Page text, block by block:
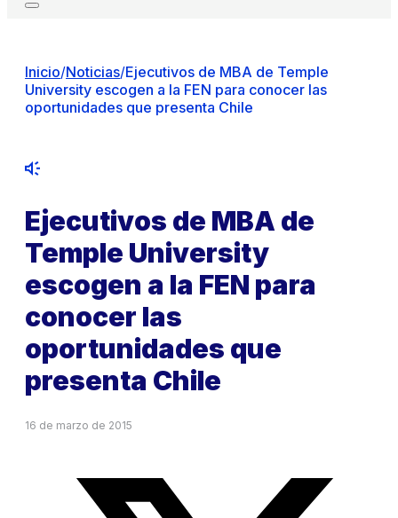
Inicio/Noticias/Ejecutivos de MBA de Temple
University escogen a la FEN para conocer las
oportunidades que presenta Chile
Ejecutivos de MBA de
Temple University
escogen a la FEN para
conocer las
oportunidades que
presenta Chile
16 de marzo de 2015